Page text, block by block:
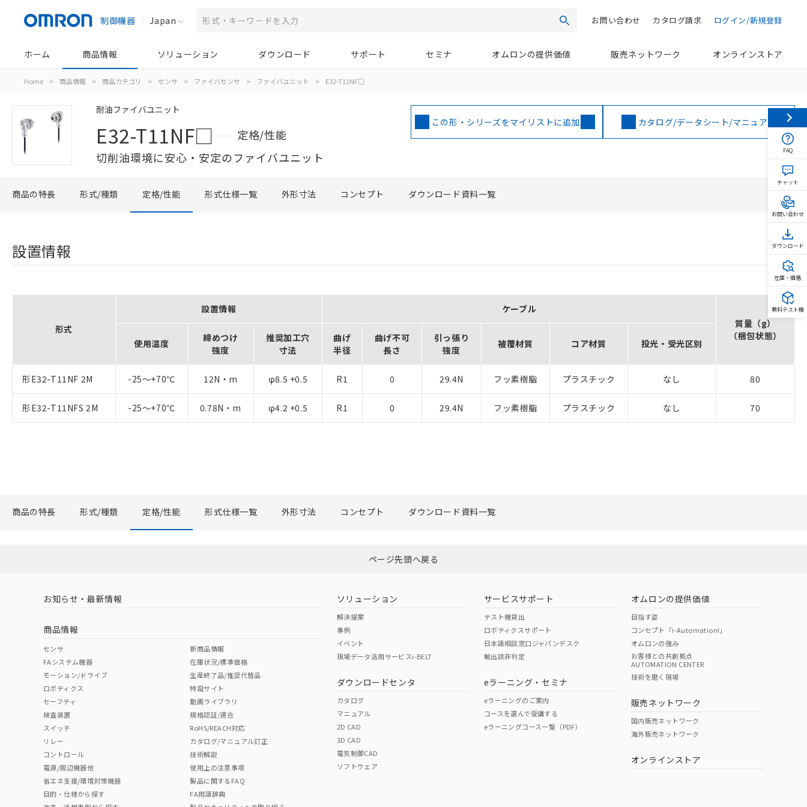
制御機器 Japan 検索 ログイン/新規登録
カタログ請求
お問い合わせ
ホーム 商品情報 ソリューション ダウンロード サポート セミナ オムロンの提供価値 販売ネットワーク オンラインストア
Home > 商品情報 > 商品カテゴリ > センサ > ファイバセンサ > ファイバユニット > E32-T11NF□
耐油ファイバユニット
E32-T11NF□
定格/性能
切削油環境に安心・安定のファイバユニット
この形・シリーズをマイリストに追加 カタログ/データシート/マニュアル
商品の特長 形式/種類 定格/性能 形式仕様一覧 外形寸法 コンセプト ダウンロード資料一覧
設置情報
形式
設置情報
ケーブル
質量（g）
（梱包状態）
使用温度
締めつけ
強度
推奨加工穴
寸法
曲げ
半径
曲げ不可
長さ
引っ張り
強度
被覆材質 コア材質 投光・受光区別
形E32-T11NF 2M -25～+70℃ 12N・m φ8.5 +0.5 R1 0 29.4N フッ素樹脂 プラスチック なし 80
形E32-T11NFS 2M -25～+70℃ 0.78N・m φ4.2 +0.5 R1 0 29.4N フッ素樹脂 プラスチック なし 70
商品の特長 形式/種類 定格/性能 形式仕様一覧 外形寸法 コンセプト ダウンロード資料一覧
ページ先頭へ戻る
お知らせ・最新情報
商品情報
センサ
FAシステム機器
モーション/ドライブ
ロボティクス
セーフティ
検査装置
スイッチ
リレー
コントロール
電源/周辺機器他
省エネ支援/環境対策機器
目的・仕様から探す
新商品情報
在庫状況/標準価格
生産終了品/推奨代替品
特設サイト
動画ライブラリ
規格認証/適合
RoHS/REACH対応
カタログ/マニュアル訂正
技術解説
使用上の注意事項
製品に関するFAQ
FA用語辞典
ソリューション
解決提案
事例
イベント
現場データ活用サービスi-BELT
ダウンロードセンタ
カタログ
マニュアル
2D CAD
3D CAD
電気制御CAD
ソフトウェア
サービスサポート
テスト機貸出
ロボティクスサポート
日本語相談窓口ジャパンデスク
輸出該非判定
eラーニング・セミナ
eラーニングのご案内
コースを選んで受講する
eラーニングコース一覧（PDF）
オムロンの提供価値
目指す姿
コンセプト「i-Automation!」
オムロンの強み
お客様との共創拠点
AUTOMATION CENTER
技術を磨く現場
販売ネットワーク
国内販売ネットワーク
海外販売ネットワーク
オンラインストア
FAQ
チャット
お問い合わせ
ダウンロード
在庫・価格
無料テスト機